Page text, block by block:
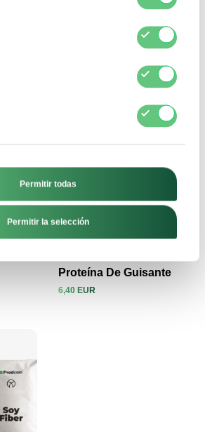
Permitir todas
Permitir la selección
Ver producto
Proteína De Guisante
6,40 EUR